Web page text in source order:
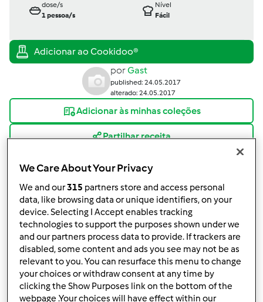
dose/s
1pessoa/s
Nível
Fácil
porGast
published: 24.05.2017
alterado: 24.05.2017
Adicionar às minhas coleções
Partilhar receita
Ingredientes
Torradas de Batata Doce com Ovo e
Abacate
We Care About Your Privacy
We and our315 partners store and access personal
data, like browsing data or unique identifiers, on your
device. Selecting I Accept enables tracking
technologies to support the purposes shown under we
and our partners process data to provide. If trackers are
disabled, some content and ads you see may not be as
relevant to you. You can resurface this menu to change
your choices or withdraw consent at any time by
clicking the Show Purposes link on the bottom of the
webpage .Your choices will have effect within our